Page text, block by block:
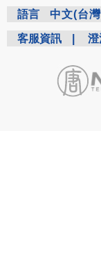
語言 中文(台
客服資訊 澄